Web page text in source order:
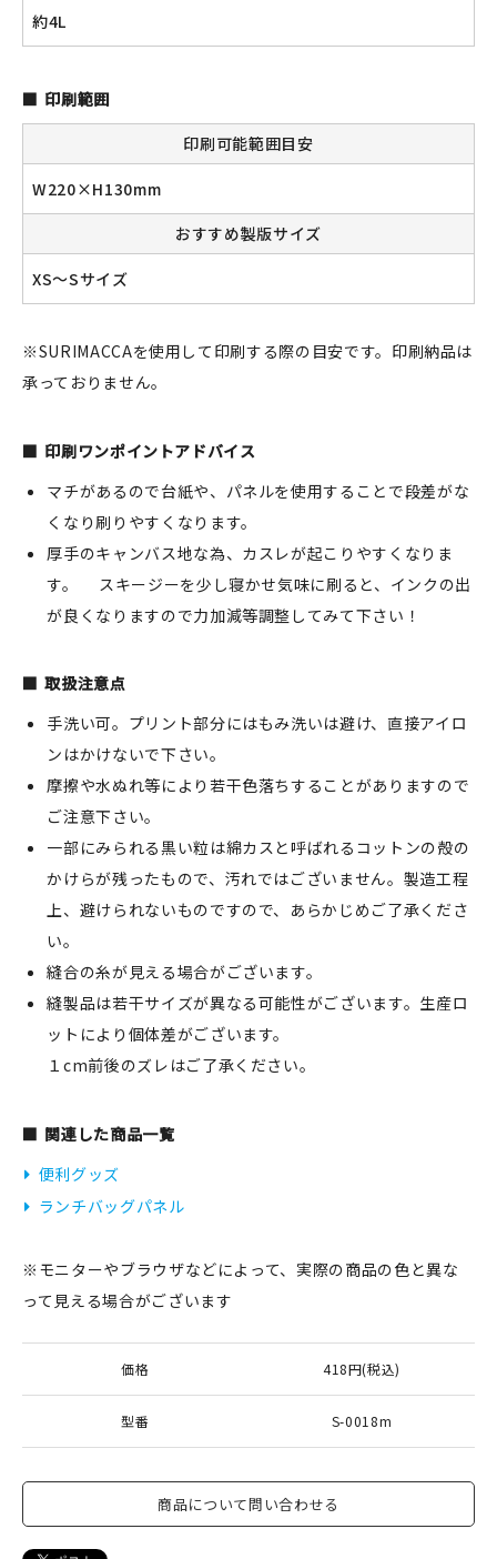
約4L
印刷範囲
印刷可能範囲目安
W220×H130mm
おすすめ製版サイズ
XS～Sサイズ
※SURIMACCAを使用して印刷する際の目安です。印刷納品は
承っておりません。
印刷ワンポイントアドバイス
マチがあるので台紙や、パネルを使用することで段差がな
くなり刷りやすくなります。
厚手のキャンバス地な為、カスレが起こりやすくなりま
す。 スキージーを少し寝かせ気味に刷ると、インクの出
が良くなりますので力加減等調整してみて下さい！
取扱注意点
手洗い可。プリント部分にはもみ洗いは避け、直接アイロ
ンはかけないで下さい。
摩擦や水ぬれ等により若干色落ちすることがありますので
ご注意下さい。
一部にみられる黒い粒は綿カスと呼ばれるコットンの殻の
かけらが残ったもので、汚れではございません。製造工程
上、避けられないものですので、あらかじめご了承くださ
い。
縫合の糸が見える場合がございます。
縫製品は若干サイズが異なる可能性がございます。生産ロ
ットにより個体差がございます。
１cm前後のズレはご了承ください。
関連した商品一覧
便利グッズ
ランチバッグパネル
※モニターやブラウザなどによって、実際の商品の色と異な
って見える場合がございます
価格 418円(税込)
型番 S-0018m
商品について問い合わせる